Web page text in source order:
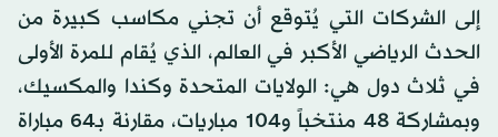
إلى الشركات التي يُتوقع أن تجني مكاسب كبيرة من
الحدث الرياضي الأكبر في العالم، الذي يُقام للمرة الأولى
في ثلاث دول هي: الولايات المتحدة وكندا والمكسيك،
وبمشاركة 48 منتخباً و104 مباريات، مقارنة بـ64 مباراة